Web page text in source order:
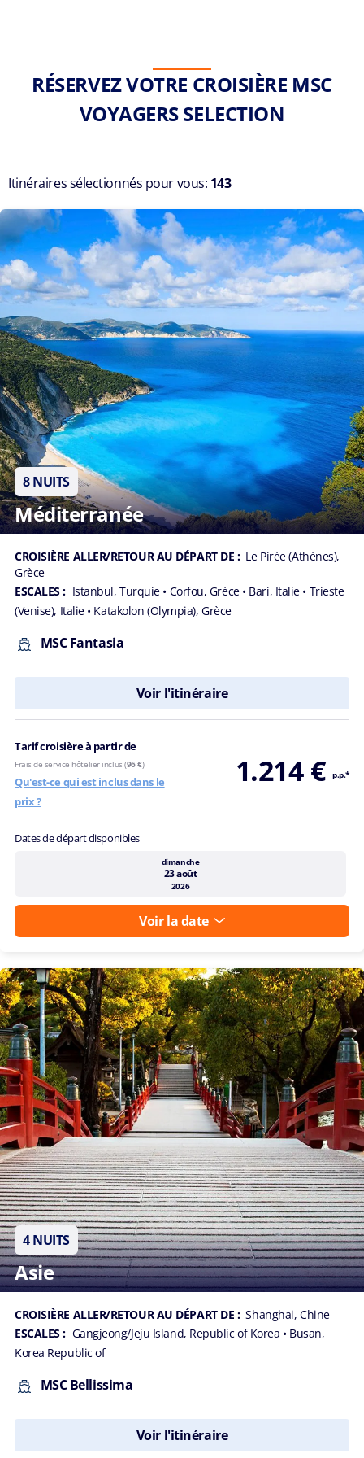
RÉSERVEZ VOTRE CROISIÈRE MSC
VOYAGERS SELECTION
Itinéraires sélectionnés pour vous: 143
8 NUITS
Méditerranée
CROISIÈRE ALLER/RETOUR AU DÉPART DE : Le Pirée (Athènes),
Grèce
ESCALES : Istanbul, Turquie • Corfou, Grèce • Bari, Italie • Trieste
(Venise), Italie • Katakolon (Olympia), Grèce
MSC Fantasia
Voir l'itinéraire
Tarif croisière à partir de
1.214 € p.p.*
Frais de service hôtelier inclus (96 €)
Qu'est-ce qui est inclus dans le
prix ?
Dates de départ disponibles
dimanche
23 août
2026
Voir la date
4 NUITS
Asie
CROISIÈRE ALLER/RETOUR AU DÉPART DE : Shanghai, Chine
ESCALES : Gangjeong/Jeju Island, Republic of Korea • Busan,
Korea Republic of
MSC Bellissima
Voir l'itinéraire